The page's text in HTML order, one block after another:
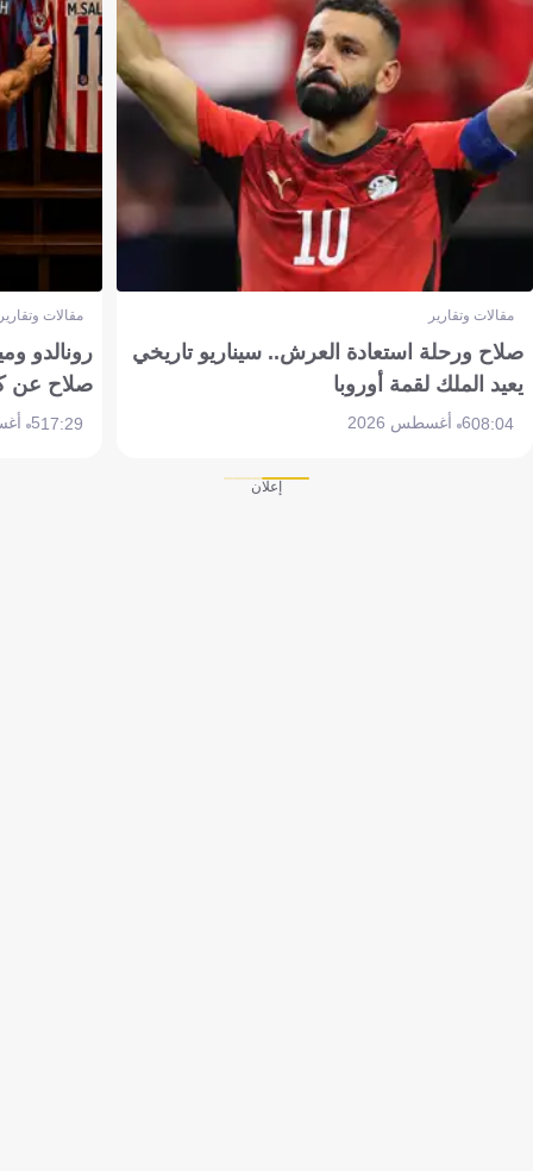
مقالات وتقارير
صلاح ورحلة استعادة العرش.. سيناريو تاريخي
يعيد الملك لقمة أوروبا
08:046 أغسطس 2026
مقالات
رونالدو
صلاح عن
17:295 أغسطس 2026
إعلان